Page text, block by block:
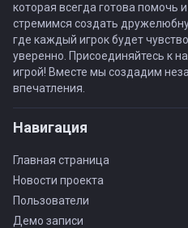
которая всегда готова помочь
стремимся создать
где каждый игрок будет
уверенно. Присоединяйтесь к
игрой! Вместе мы создадим
впечатления.
Навигация
Главная страница
Новости проекта
Пользователи
Демо записи